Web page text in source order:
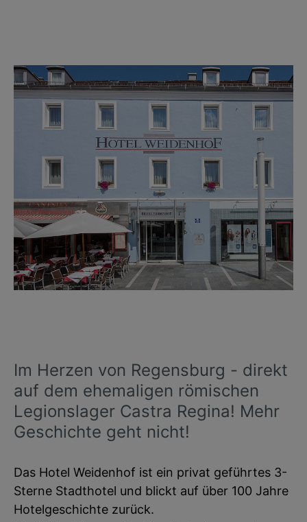
Im Herzen von Regensburg - direkt
auf dem ehemaligen römischen
Legionslager Castra Regina! Mehr
Geschichte geht nicht!
Das Hotel Weidenhof ist ein privat geführtes 3-
Sterne Stadthotel und blickt auf über 100 Jahre
Hotelgeschichte zurück.